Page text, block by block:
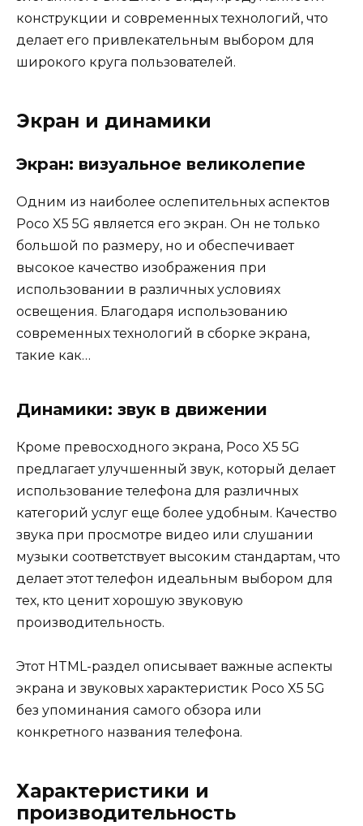
конструкции и современных технологий, что
делает его привлекательным выбором для
широкого круга пользователей.
Экран и динамики
Экран: визуальное великолепие
Одним из наиболее ослепительных аспектов
Poco X5 5G является его экран. Он не только
большой по размеру, но и обеспечивает
высокое качество изображения при
использовании в различных условиях
освещения. Благодаря использованию
современных технологий в сборке экрана,
такие как…
Динамики: звук в движении
Кроме превосходного экрана, Poco X5 5G
предлагает улучшенный звук, который делает
использование телефона для различных
категорий услуг еще более удобным. Качество
звука при просмотре видео или слушании
музыки соответствует высоким стандартам, что
делает этот телефон идеальным выбором для
тех, кто ценит хорошую звуковую
производительность.
Этот HTML-раздел описывает важные аспекты
экрана и звуковых характеристик Poco X5 5G
без упоминания самого обзора или
конкретного названия телефона.
Характеристики и
производительность